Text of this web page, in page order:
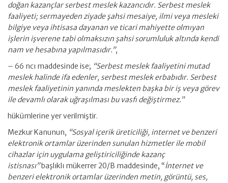
doğan kazançlar serbest meslek kazancıdır. Serbest meslek
faaliyeti; sermayeden ziyade şahsi mesaiye, ilmi veya mesleki
bilgiye veya ihtisasa dayanan ve ticari mahiyette olmıyan
işlerin işverene tabi olmaksızın şahsi sorumluluk altında kendi
nam ve hesabına yapılmasıdır.”,
– 66 ncı maddesinde ise; “Serbest meslek faaliyetini mutad
meslek halinde ifa edenler, serbest meslek erbabıdır. Serbest
meslek faaliyetinin yanında meslekten başka bir iş veya görev
ile devamlı olarak uğraşılması bu vasfı değiştirmez.”
hükümlerine yer verilmiştir.
Mezkur Kanunun, “Sosyal içerik üreticiliği, internet ve benzeri
elektronik ortamlar üzerinden sunulan hizmetler ile mobil
cihazlar için uygulama geliştiriciliğinde kazanç
istisnası”başlıklı mükerrer 20/B maddesinde, “İnternet ve
benzeri elektronik ortamlar üzerinden metin, görüntü, ses,